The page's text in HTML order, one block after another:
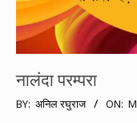
नालंदा परम्परा
2023-
BY: अनिल रघुराज ON: